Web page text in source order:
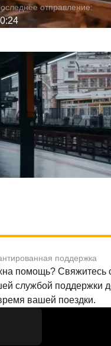
отправление:
поддержка
помощь? Свяжитесь
службой поддержки
вашей поездки.